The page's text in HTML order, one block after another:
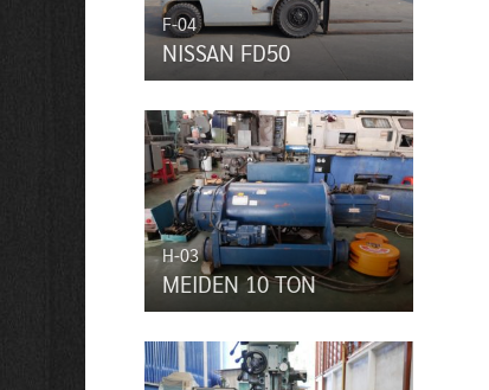
F-04
NISSAN FD50
H-03
MEIDEN 10 TON